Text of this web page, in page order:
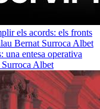
els acords: els fronts
Bernat Surroca Albet
entesa operativa
Albet